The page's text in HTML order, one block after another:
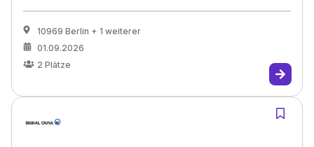
10969 Berlin + 1 weiterer
01.09.2026
2 Plätze